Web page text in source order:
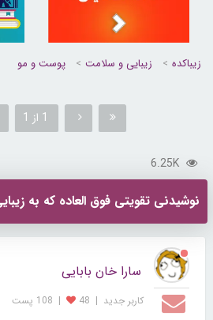
زیباکده زیبایی و سلامت پوست و مو
1 از 1
6.25K
نوشیدنی تقویتی فوق العاده که به
سارا خان بابایی
کاربر جديد |
48
| 108 پست